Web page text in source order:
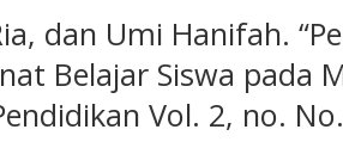
dan Umi Hanifah.
Belajar Siswa pada
Vol. 2, no.